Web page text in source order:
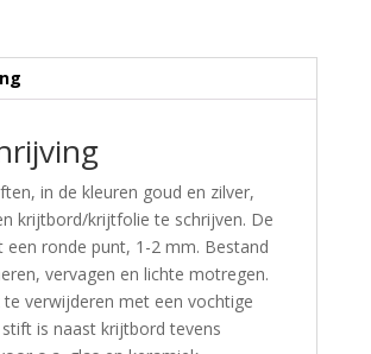
in de kleuren goud en zilver,
krijtbord/krijtfolie te schrijven. De
een ronde punt, 1-2 mm. Bestand
vervagen en lichte motregen.
te verwijderen met een vochtige
is naast krijtbord tevens